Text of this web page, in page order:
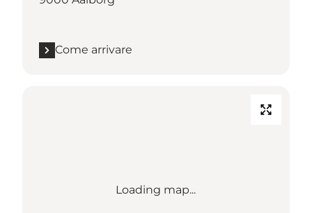
Come arrivare
Loading map...